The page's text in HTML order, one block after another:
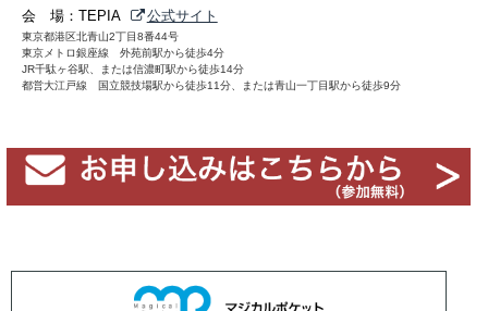
会 場：TEPIA 公式サイト
東京都港区北青山2丁目8番44号
東京メトロ銀座線 外苑前駅から徒歩4分
JR千駄ヶ谷駅、または信濃町駅から徒歩14分
都営大江戸線 国立競技場駅から徒歩11分、または青山一丁目駅から徒歩9分